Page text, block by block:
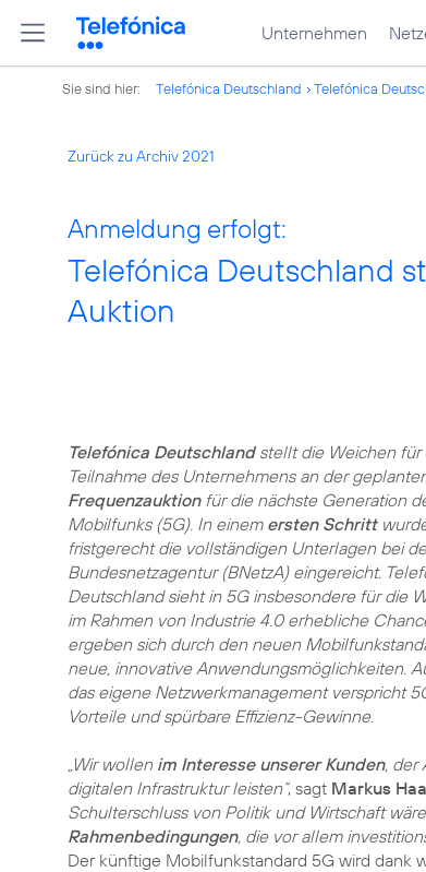
Unternehmen
Sie sind hier: Telefónica Deutschland Telefónica
Zurück zu Archiv 2021
Anmeldung erfolgt:
Telefónica Deutschland
Auktion
Telefónica Deutschlandstellt die Weichen für
Teilnahme des Unternehmens an der
Frequenzauktionfür die nächste Generation
Mobilfunks (5G). In einem ersten Schritt
fristgerecht die vollständigen Unterlagen bei
Bundesnetzagentur (BNetzA) eingereicht.
Deutschland sieht in 5G insbesondere für die
im Rahmen von Industrie 4.0 erhebliche
ergeben sich durch den neuen
neue, innovative Anwendungsmöglichkeiten.
das eigene Netzwerkmanagement verspricht
Vorteile und spürbare Effizienz-Gewinne.
„Wir wollen im Interesse unserer Kunden, der
digitalen Infrastruktur leisten“, sagt Markus
Schulterschluss von Politik und Wirtschaft
Rahmenbedingungen, die vor allem
Der künftige Mobilfunkstandard 5G wird dank